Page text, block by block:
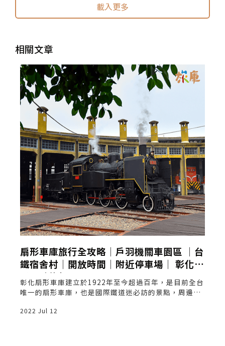
載入更多
相關文章
扇形車庫旅行全攻略│戶羽機關車園區 │台
鐵宿舍村│開放時間│附近停車場│ 彰化親
子景點旅行
彰化扇形車庫建立於1922年至今超過百年，是目前全台
唯一的扇形車庫，也是國際鐵道迷必訪的景點，周邊還
道等。
2022 Jul 12